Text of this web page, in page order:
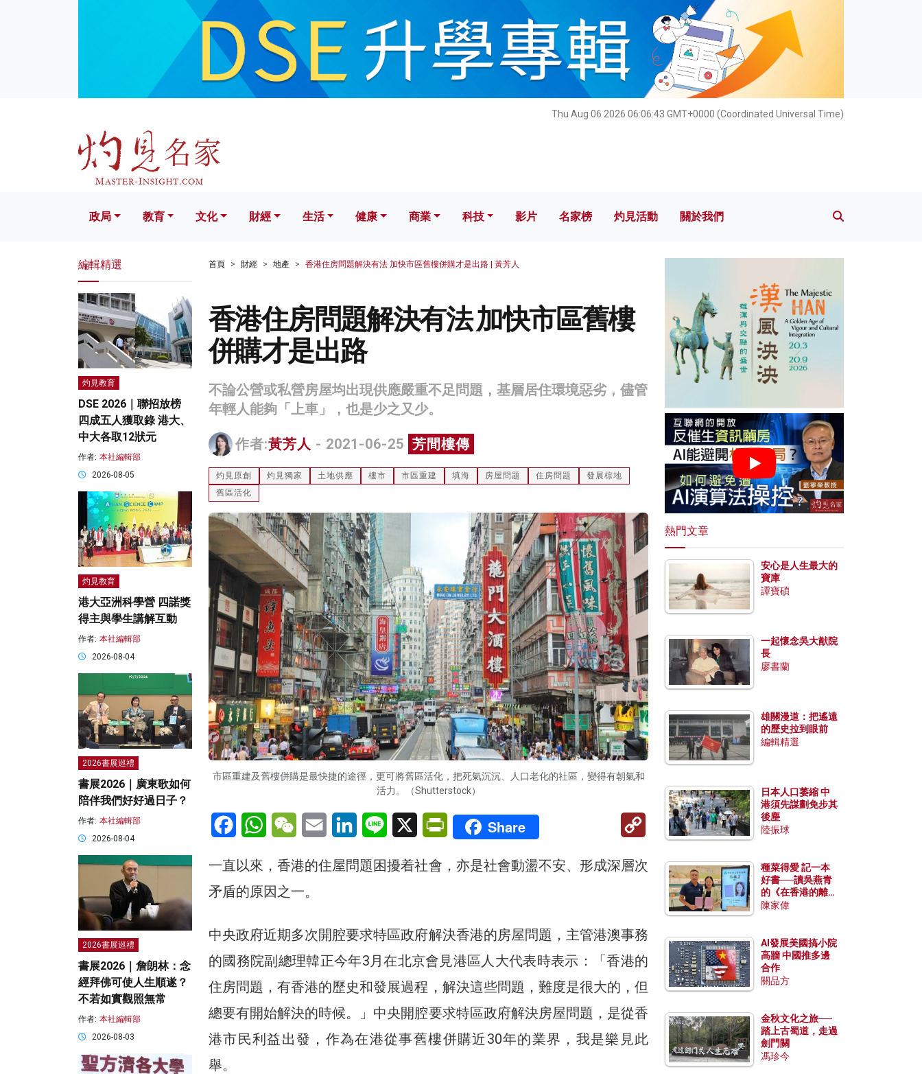
Thu Aug 06 2026 06:06:45 GMT+0000 (Coordinated Universal Time)
文化 財經 生活 健康 科技 影片 名家榜 灼見活動 關於我們
政局 教育 文化 財經 生活 健康 商業 科技 影片 名家榜 灼見活動 關於我們
首頁 財經 地產 香港住房問題解決有法 加快市區舊樓併購才是出路 | 黃芳人
香港住房問題解決有法 加快市區舊樓
併購才是出路
不論公營或私營房屋均出現供應嚴重不足問題，基層居住環境惡劣，儘管
年輕人能夠「上車」，也是少之又少。
作者:黃芳人 - 2021-06-25 芳間樓傳
灼見原創 灼見獨家 土地供應 樓市 市區重建 填海 房屋問題 住房問題
發展棕地
舊區活化
市區重建及舊樓併購是最快捷的途徑，更可將舊區活化，把死氣沉沉、人口老化的社區，變得有朝氣和
活力。（Shutterstock）
FacebookWhatsAppWeChatEmail LinkedInLine X PrintFriendly
Share
Copy
一直以來，香港的住屋問題困擾着社會，亦是社會動盪不安、形成深層次
矛盾的原因之一。
中央政府近期多次開腔要求特區政府解決香港的房屋問題，主管港澳事務
的國務院副總理韓正今年3月在北京會見港區人大代表時表示：「香港的
住房問題，有香港的歷史和發展過程，解決這些問題，難度是很大的，但
總要有開始解決的時候。」中央開腔要求特區政府解決房屋問題，是從香
港市民利益出發，作為在港從事舊樓併購近30年的業界，我是樂見此
舉。
編輯精選
灼見教育
DSE 2026｜聯招放榜
四成五人獲取錄 港大、
中大各取12狀元
作者: 本社編輯部
2026-08-05
灼見教育
港大亞洲科學營 四諾獎
得主與學生講解互動
作者: 本社編輯部
2026-08-04
2026書展巡禮
書展2026｜廣東歌如何
陪伴我們好好過日子？
作者: 本社編輯部
2026-08-04
2026書展巡禮
書展2026｜詹朗林：念
經拜佛可使人生順遂？
不若如實觀照無常
作者: 本社編輯部
2026-08-03
熱門文章
安心是人生最大的
寶庫
譚寶碩
一起懷念吳大猷院
長
廖書蘭
雄關漫道：把遙遠
的歷史拉到眼前
編輯精選
日本人口萎縮 中
港須先謀劃免步其
後塵
陸振球
種菜得愛 記一本
好書──讀吳燕青
的《在香港的離島
種菜》
陳家偉
AI發展美國搞小院
高牆 中國推多邊
合作
關品方
金秋文化之旅──
踏上古蜀道，走過
劍門關
馮珍今